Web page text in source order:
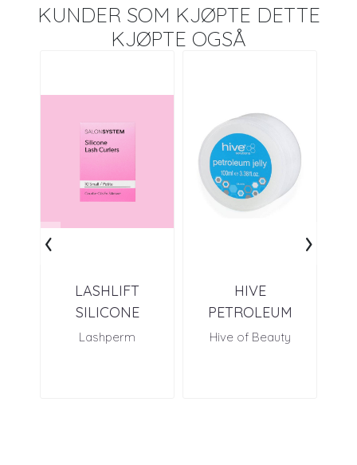
KUNDER SOM KJØPTE DETTE
KJØPTE OGSÅ
LASHLIFT
SILICONE
CURLERS S (10)
Lashperm
HIVE
PETROLEUM
JELLY (75 ML)
Hive of Beauty
‹ ›